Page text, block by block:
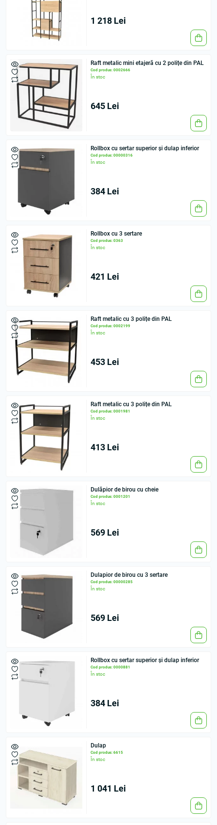
1 218 Lei
Raft metalic mini etajeră cu 2 polițe din PAL
Cod produs: 0002666
În stoc
645 Lei
Rollbox cu sertar superior și dulap inferior
Cod produs: 00000316
În stoc
384 Lei
Rollbox cu 3 sertare
Cod produs: 0363
În stoc
421 Lei
Raft metalic cu 3 polițe din PAL
Cod produs: 0002199
În stoc
453 Lei
Raft metalic cu 3 polițe din PAL
Cod produs: 0001981
În stoc
413 Lei
Dulăpior de birou cu cheie
Cod produs: 0001201
În stoc
569 Lei
Dulapior de birou cu 3 sertare
Cod produs: 00000285
În stoc
569 Lei
Rollbox cu sertar superior și dulap inferior
Cod produs: 0000881
În stoc
384 Lei
Dulap
Cod produs: 6615
În stoc
1 041 Lei